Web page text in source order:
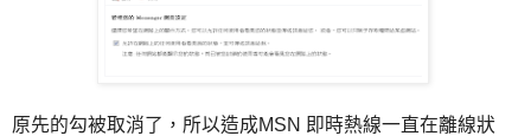
原先的勾被取消了，所以造成MSN 即時熱線一直在離線狀